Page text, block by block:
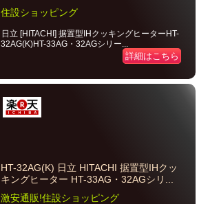
住設ショッピング
日立 [HITACHI] 据置型IHクッキングヒーターHT-
32AG(K)HT-33AG・32AGシリー...
詳細はこちら
HT-32AG(K) 日立 HITACHI 据置型IHクッ
キングヒーター HT-33AG・32AGシリ...
激安通販!住設ショッピング